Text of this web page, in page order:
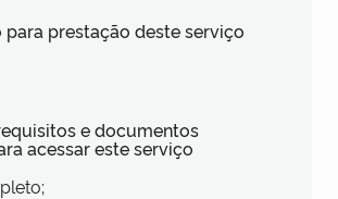
para prestação deste serviço
e documentos
acessar este serviço